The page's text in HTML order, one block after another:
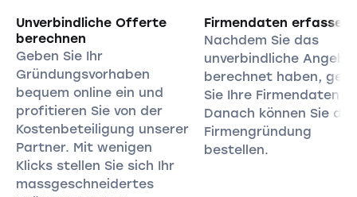
Unverbindliche Offerte
berechnen
Geben Sie Ihr
Gründungsvorhaben
bequem online ein und
profitieren Sie von der
Kostenbeteiligung unserer
Partner. Mit wenigen
Klicks stellen Sie sich Ihr
massgeschneidertes
Firmendaten erfassen
Nachdem Sie das
unverbindliche
berechnet haben,
Sie Ihre Firmendaten
Danach können Sie die
Firmengründung
bestellen.